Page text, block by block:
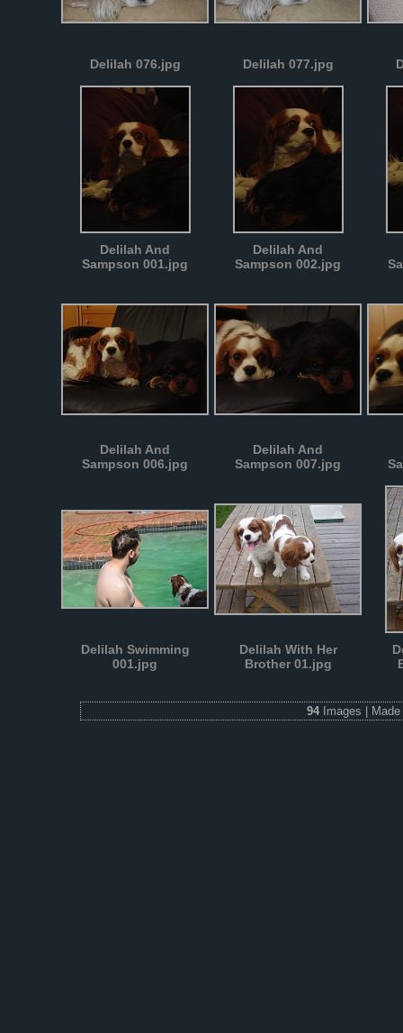
Delilah 076.jpg Delilah 077.jpg
Delilah And
Sampson 001.jpg
Delilah And
Sampson 002.jpg
Delilah And
Sampson 006.jpg
Delilah And
Sampson 007.jpg
Delilah Swimming
001.jpg
Delilah With Her
Brother 01.jpg
94 Images |